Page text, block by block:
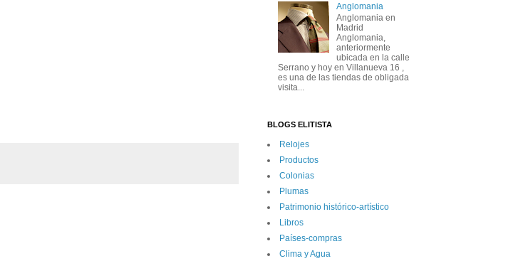
Anglomania
Anglomania en
Madrid
Anglomania,
anteriormente
ubicada en la calle
Serrano y hoy en Villanueva 16 ,
es una de las tiendas de obligada
visita...
BLOGS ELITISTA
Relojes
Productos
Colonias
Plumas
Patrimonio histórico-artí­stico
Libros
Paí­ses-compras
Clima y Agua